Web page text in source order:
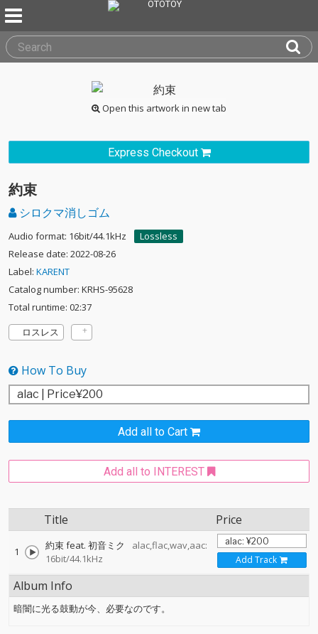
Open this artwork in new tab
Express Checkout
約束
シロクマ消しゴム
Audio format: 16bit/44.1kHz
Lossless
Release date: 2022-08-26
Label: KARENT
Catalog number: KRHS-95628
Total runtime: 02:37
ロスレス
How To Buy
Add all to Cart
Add all to INTEREST
Title Price
1 約束 feat. 初音ミク
alac,flac,wav,aac:
16bit/44.1kHz
Add Track
Album Info
暗闇に光る鼓動が今、必要なのです。